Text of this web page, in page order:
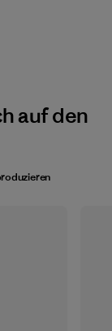
auf den